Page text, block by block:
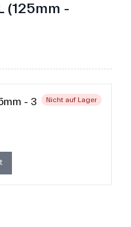
(125mm -
- 30.9mm)
Nicht auf Lager